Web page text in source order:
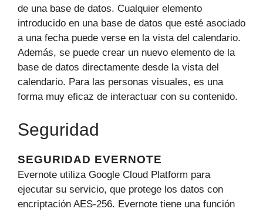
de una base de datos. Cualquier elemento
introducido en una base de datos que esté asociado
a una fecha puede verse en la vista del calendario.
Además, se puede crear un nuevo elemento de la
base de datos directamente desde la vista del
calendario. Para las personas visuales, es una
forma muy eficaz de interactuar con su contenido.
Seguridad
SEGURIDAD EVERNOTE
Evernote utiliza Google Cloud Platform para
ejecutar su servicio, que protege los datos con
encriptación AES-256. Evernote tiene una función